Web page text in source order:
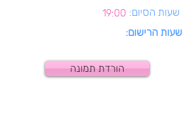
19:00 שעות הסיום:
שעות הרישום:
הורדת תמונה